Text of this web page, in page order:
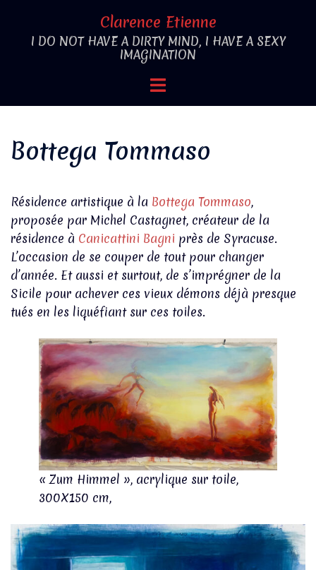
contenu
Clarence Etienne
I DO NOT HAVE A DIRTY MIND, I HAVE A SEXY
IMAGINATION
Ouvrir/fermer
Bottega Tommaso
Résidence artistique à la Bottega Tommaso,
proposée par Michel Castagnet, créateur de la
résidence à Canicattini Bagni près de Syracuse.
L’occasion de se couper de tout pour changer
d’année. Et aussi et surtout, de s’imprégner de la
Sicile pour achever ces vieux démons déjà presque
tués en les liquéfiant sur ces toiles.
« Zum Himmel », acrylique sur toile,
300X150 cm,